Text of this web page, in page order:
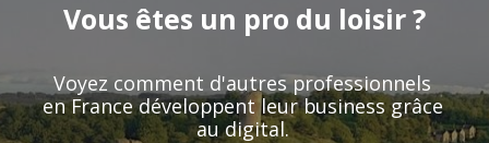
Vous êtes un pro du loisir ?
Voyez comment d'autres professionnels
en France développent leur business grâce
au digital.